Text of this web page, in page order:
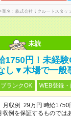
業名 株式会社リクルートスタッ
未読
1750円！未経
し▼木場で一般
ブランクOK WEB登録
収例 29万円 時給1750
例を保証するものでは